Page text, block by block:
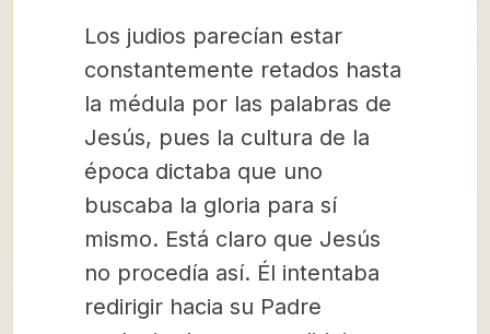
Los judios parecían estar
constantemente retados hasta
la médula por las palabras de
Jesús, pues la cultura de la
época dictaba que uno
buscaba la gloria para sí
mismo. Está claro que Jesús
no procedía así. Él intentaba
redirigir hacia su Padre